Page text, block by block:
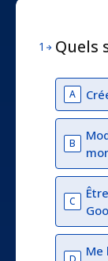
1 Quels
A
B
C
Me